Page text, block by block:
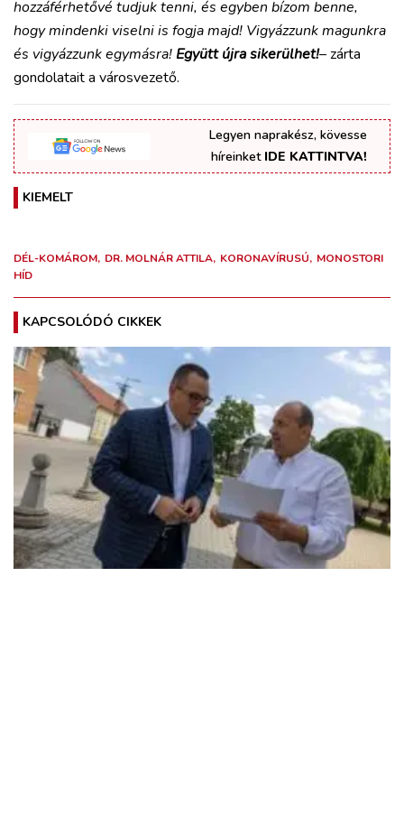
hozzáférhetővé tudjuk tenni, és egyben bízom benne,
hogy mindenki viselni is fogja majd! Vigyázzunk magunkra
és vigyázzunk egymásra! Együtt újra sikerülhet!– zárta
gondolatait a városvezető.
Legyen naprakész, kövesse
híreinket IDE KATTINTVA!
KIEMELT
DÉL-KOMÁROM DR. MOLNÁR ATTILA KORONAVÍRUSÚ
MONOSTORI
HÍD
KAPCSOLÓDÓ CIKKEK